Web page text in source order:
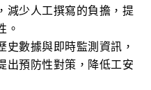
減少人工撰寫的負擔，提
。
史數據與即時監測資訊，
出預防性對策，降低工安